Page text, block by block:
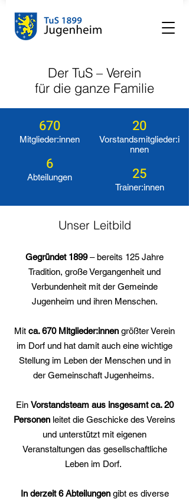
Der TuS – Verein
für die ganze Familie
670
Mitglieder:innen
6
Abteilungen
20
Vorstandsmitglieder:i
nnen
25
Trainer:innen
Unser Leitbild
Gegründet 1899– bereits 125 Jahre
Tradition, große Vergangenheit und
Verbundenheit mit der Gemeinde
Jugenheim und ihren Menschen.
Mit ca. 670 Mitglieder:innen größter Verein
im Dorf und hat damit auch eine wichtige
Stellung im Leben der Menschen und in
der Gemeinschaft Jugenheims.
Ein Vorstandsteam aus insgesamt ca. 20
Personen leitet die Geschicke des Vereins
und unterstützt mit eigenen
Veranstaltungen das gesellschaftliche
Leben im Dorf.
In derzeit 6 Abteilungengibt es diverse